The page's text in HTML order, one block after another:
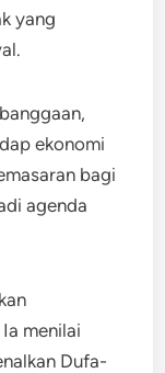
yang
ekonomi
bagi
agenda
menilai
Dufa-